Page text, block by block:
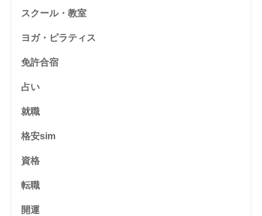
スクール・教室
ヨガ・ピラティス
免許合宿
占い
就職
格安sim
資格
転職
開運